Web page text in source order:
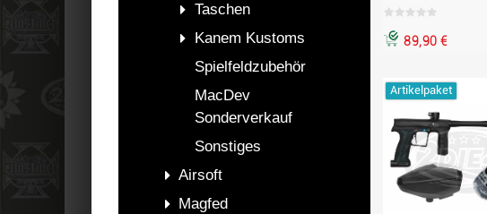
Taschen
Kanem Kustoms
Spielfeldzubehör
MacDev
Sonderverkauf
Sonstiges
Airsoft
Magfed
89,90 €
Artikelpaket